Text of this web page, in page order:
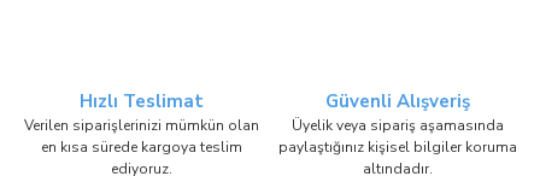
Hızlı Teslimat
Verilen siparişlerinizi mümkün olan
en kısa sürede kargoya teslim
ediyoruz.
Güvenli Alışveriş
Üyelik veya sipariş aşamasında
paylaştığınız kişisel bilgiler koruma
altındadır.